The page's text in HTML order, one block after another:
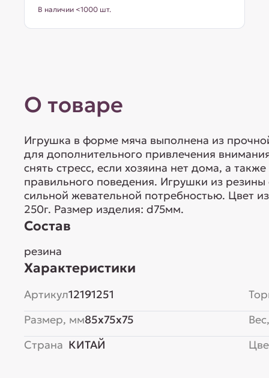
В наличии <1000 шт.
О товаре
Игрушка в форме мяча выполнена из
для дополнительного привлечения
снять стресс, если хозяина нет дома, а
правильного поведения. Игрушки из
сильной жевательной потребностью. Цвет
250г. Размер изделия: d75мм.
Состав
резина
Характеристики
Артикул12191251
Размер, мм85x75x75
Страна КИТАЙ